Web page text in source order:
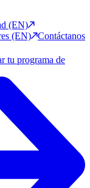
(EN)
(EN) Contáctanos
tu programa de